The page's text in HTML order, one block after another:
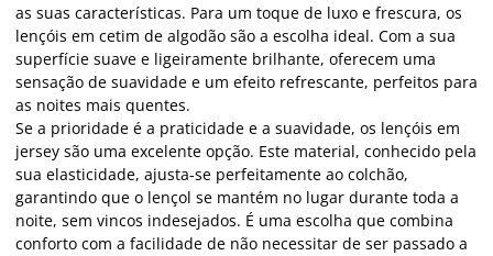
as suas características. Para um toque de luxo e frescura, os
lençóis em cetim de algodão são a escolha ideal. Com a sua
superfície suave e ligeiramente brilhante, oferecem uma
sensação de suavidade e um efeito refrescante, perfeitos para
as noites mais quentes.
Se a prioridade é a praticidade e a suavidade, os lençóis em
jersey são uma excelente opção. Este material, conhecido pela
sua elasticidade, ajusta-se perfeitamente ao colchão,
garantindo que o lençol se mantém no lugar durante toda a
noite, sem vincos indesejados. É uma escolha que combina
conforto com a facilidade de não necessitar de ser passado a